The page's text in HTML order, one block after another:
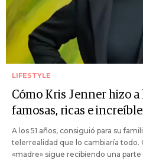
LIFESTYLE
Cómo Kris Jenner hizo
famosas, ricas e
A los 51 años, consiguió para su
telerrealidad que lo cambiaría todo.
«madre» sigue recibiendo una